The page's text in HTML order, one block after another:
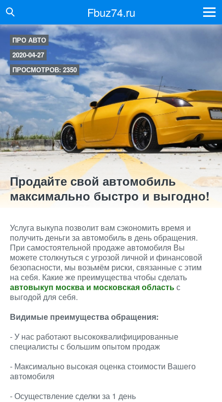
Fbuz74.ru
ПРО АВТО
2020-04-27
ПРОСМОТРОВ: 2350
Продайте свой автомобиль
максимально быстро и выгодно!
Услуга выкупа позволит вам сэкономить время и
получить деньги за автомобиль в день обращения.
При самостоятельной продаже автомобиля Вы
можете столкнуться с угрозой личной и финансовой
безопасности, мы возьмём риски, связанные с этим
на себя. Какие же преимущества чтобы сделать
автовыкуп москва и московская областьс
выгодой для себя.
Видимые преимущества обращения:
- У нас работают высококвалифицированные
специалисты с большим опытом продаж
- Максимально высокая оценка стоимости Вашего
автомобиля
- Осуществление сделки за 1 день